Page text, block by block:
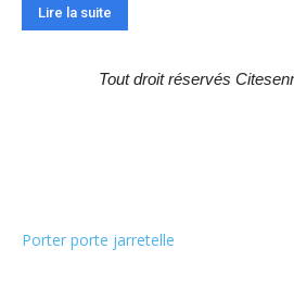
Lire la suite
Tout droit réservés
Porter porte jarretelle